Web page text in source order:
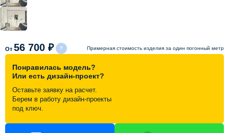
Акции и скидки
Видеоотзывы
Статьи
Контакты
От 56 700 ₽ Примерная стоимость изделия за один погонный метр
Понравилась модель?
Или есть дизайн-проект?
Оставьте заявку на расчет.
Берем в работу дизайн-проекты
под ключ.